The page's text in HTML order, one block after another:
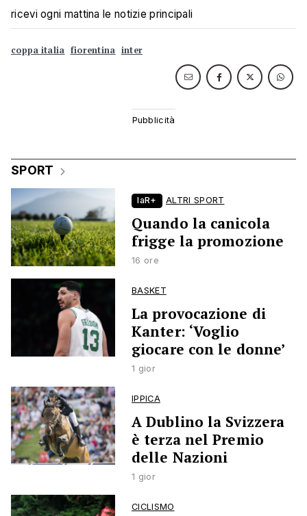
ricevi ogni mattina le notizie principali
coppa italia fiorentina inter
SPORT
laR+ ALTRI SPORT
Quando la canicola
frigge la promozione
16 ore
BASKET
La provocazione di
Kanter: ‘Voglio
giocare con le donne’
1 gior
IPPICA
A Dublino la Svizzera
è terza nel Premio
delle Nazioni
1 gior
CICLISMO